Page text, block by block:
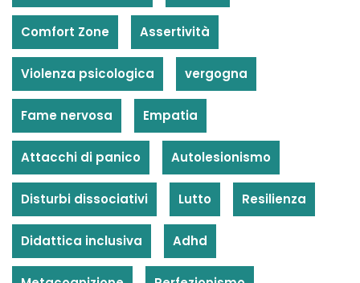
Comfort Zone Assertività
Violenza psicologica vergogna
Fame nervosa Empatia
Attacchi di panico Autolesionismo
Disturbi dissociativi Lutto Resilienza
Didattica inclusiva Adhd